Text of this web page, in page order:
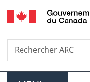
Recherche
Rechercher
ARC